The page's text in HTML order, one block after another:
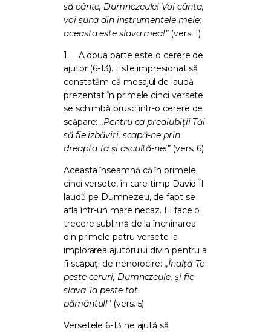
să cânte, Dumnezeule! Voi cânta,
voi suna din instrumentele mele;
aceasta este slava mea!”(vers. 1)
1.
A doua parte este o cerere de
ajutor (6-13). Este impresionat să
constatăm că mesajul de laudă
prezentat în primele cinci versete
se schimbă brusc într-o cerere de
scăpare:,,Pentru ca preaiubiţii Tăi
să fie izbăviţi, scapă-ne prin
dreapta Ta şi ascultă-ne!”(vers. 6)
Aceasta înseamnă că în primele
cinci versete, în care timp David Îl
laudă pe Dumnezeu, de fapt se
afla într-un mare necaz. El face o
trecere sublimă de la închinarea
din primele patru versete la
implorarea ajutorului divin pentru a
fi scăpați de nenorocire: ,,Înalţă-Te
peste ceruri, Dumnezeule, şi fie
slava Ta peste tot
pământul!”(vers. 5)
Versetele 6-13 ne ajută să